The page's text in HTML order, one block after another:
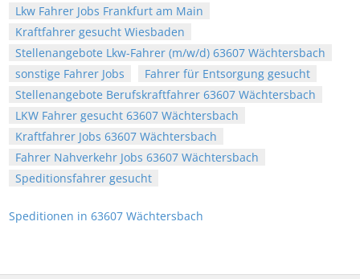
Lkw Fahrer Jobs Frankfurt am Main
Kraftfahrer gesucht Wiesbaden
Stellenangebote Lkw-Fahrer (m/w/d) 63607 Wächtersbach
sonstige Fahrer Jobs
Fahrer für Entsorgung gesucht
Stellenangebote Berufskraftfahrer 63607 Wächtersbach
LKW Fahrer gesucht 63607 Wächtersbach
Kraftfahrer Jobs 63607 Wächtersbach
Fahrer Nahverkehr Jobs 63607 Wächtersbach
Speditionsfahrer gesucht
Speditionen in 63607 Wächtersbach